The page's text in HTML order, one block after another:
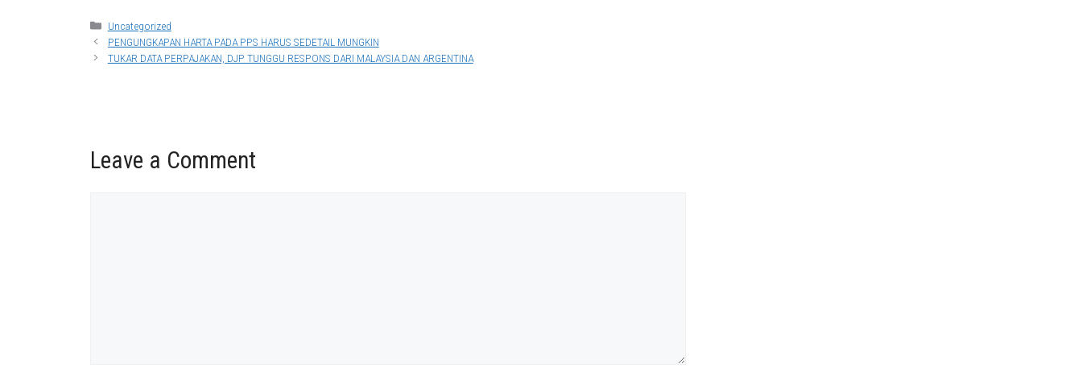
Categories
Uncategorized
PENGUNGKAPAN HARTA PADA PPS HARUS SEDETAIL MUNGKIN
TUKAR DATA PERPAJAKAN, DJP TUNGGU RESPONS DARI MALAYSIA DAN ARGENTINA
Leave a Comment